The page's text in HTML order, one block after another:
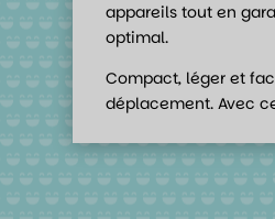
appareils tout en
optimal.
Compact, léger et
déplacement. Avec